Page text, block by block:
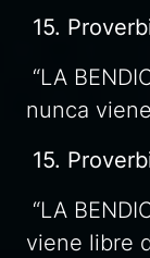
15.
“LA
nunca
15.
“LA
viene libre